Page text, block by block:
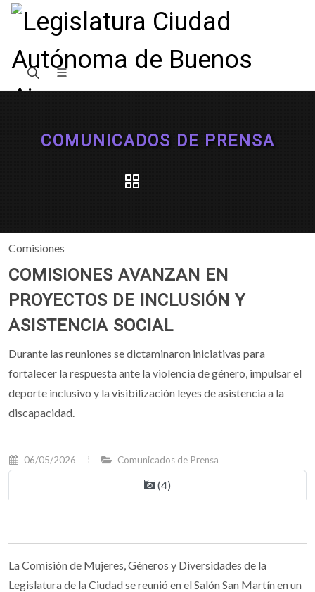
COMUNICADOS DE PRENSA
Comisiones
COMISIONES AVANZAN EN
PROYECTOS DE INCLUSIÓN Y
ASISTENCIA SOCIAL
Durante las reuniones se dictaminaron iniciativas para
fortalecer la respuesta ante la violencia de género, impulsar el
deporte inclusivo y la visibilización leyes de asistencia a la
discapacidad.
06/05/2026 Comunicados de Prensa
(4)
La Comisión de Mujeres, Géneros y Diversidades de la
Legislatura de la Ciudad se reunió en el Salón San Martín en un